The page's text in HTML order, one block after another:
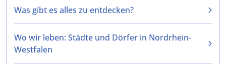
Was gibt es alles zu entdecken?
Wo wir leben: Städte und Dörfer in Nordrhein-
Westfalen